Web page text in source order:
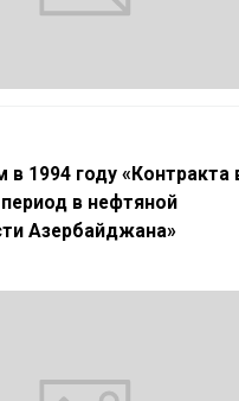
в 1994 году «Контракта
в нефтяной
Азербайджана»